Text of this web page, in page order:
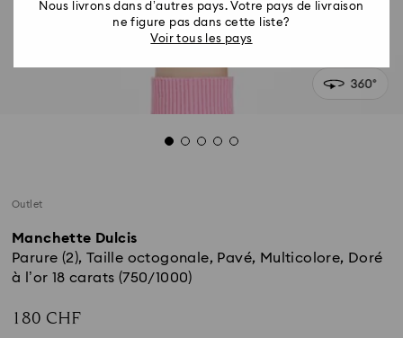
Outlet
Manchette Dulcis
Parure (2), Taille octogonale, Pavé, Multicolore, Doré
à l’or 18 carats (750/1000)
180 CHF
Nous livrons dans d’autres pays. Votre pays de livraison
ne figure pas dans cette liste?
Voir tous les pays